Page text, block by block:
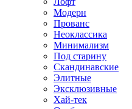
Модерн
Прованс
Неоклассика
Минимализм
Под старину
Скандинавские
Элитные
Эксклюзивные
Хай-тек